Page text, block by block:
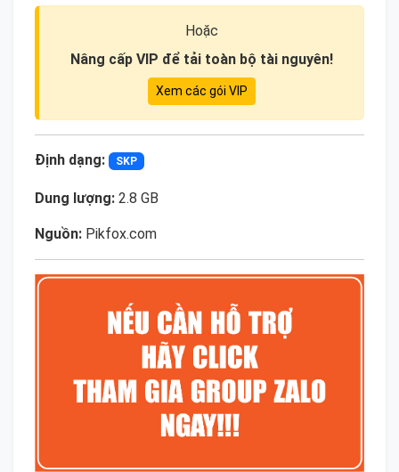
Hoặc
Nâng cấp VIP để tải toàn bộ tài nguyên!
Xem các gói VIP
Định dạng: SKP
Dung lượng: 2.8 GB
Nguồn: Pikfox.com